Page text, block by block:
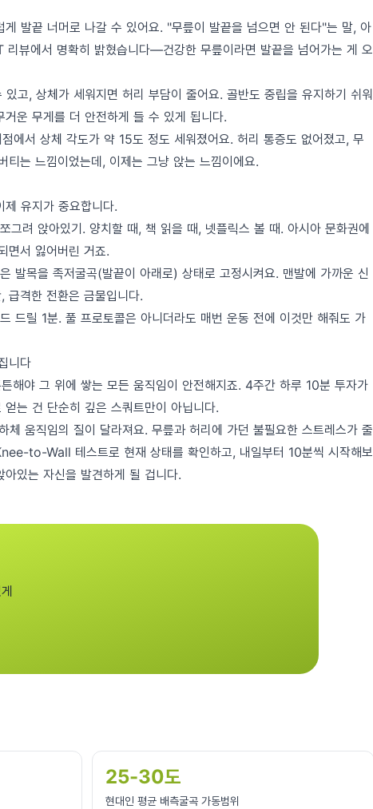
게 발끝 너머로 나갈 수 있어요. "무릎이 발끝을 넘으면 안 된다"는 말, 아
뷰에서 명확히 밝혔습니다—건강한 무릎이라면 발끝을 넘어가는 게 오
고, 상체가 세워지면 허리 부담이 줄어요. 골반도 중립을 유지하기 쉬워
운 무게를 더 안전하게 들 수 있게 됩니다.
에서 상체 각도가 약 15도 정도 세워졌어요. 허리 통증도 없어졌고, 무
티는 느낌이었는데, 이제는 그냥 앉는 느낌이에요.
유지가 중요합니다.
그려 앉아있기. 양치할 때, 책 읽을 때, 넷플릭스 볼 때. 아시아 문화권에
면서 잃어버린 거죠.
발목을 족저굴곡(발끝이 아래로) 상태로 고정시켜요. 맨발에 가까운 신
급격한 전환은 금물입니다.
드릴 1분. 풀 프로토콜은 아니더라도 매번 운동 전에 이것만 해줘도 가
니다
해야 그 위에 쌓는 모든 움직임이 안전해지죠. 4주간 하루 10분 투자가
는 건 단순히 깊은 스쿼트만이 아닙니다.
움직임의 질이 달라져요. 무릎과 허리에 가던 불필요한 스트레스가 줄
to-Wall 테스트로 현재 상태를 확인하고, 내일부터 10분씩 시작해보
있는 자신을 발견하게 될 겁니다.
25-30도
현대인 평균 배측굴곡 가동범위